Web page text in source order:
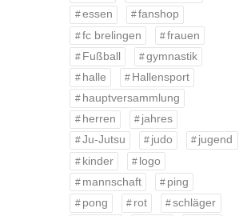
essen
fanshop
fc brelingen
frauen
Fußball
gymnastik
halle
Hallensport
hauptversammlung
herren
jahres
Ju-Jutsu
judo
jugend
kinder
logo
mannschaft
ping
pong
rot
schläger